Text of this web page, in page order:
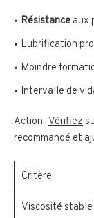
Résistance aux
Lubrification
Moindre
Intervalle de
Action :Vérifiez
recommandé et
Critère
Viscosité stable